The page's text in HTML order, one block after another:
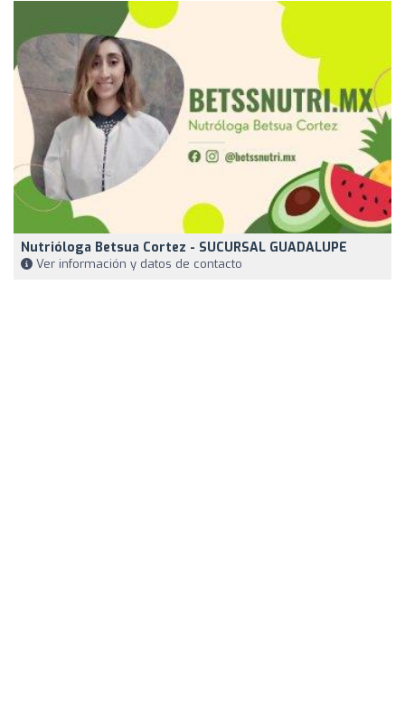
Nutrióloga Betsua Cortez - SUCURSAL GUADALUPE
Ver información y datos de contacto